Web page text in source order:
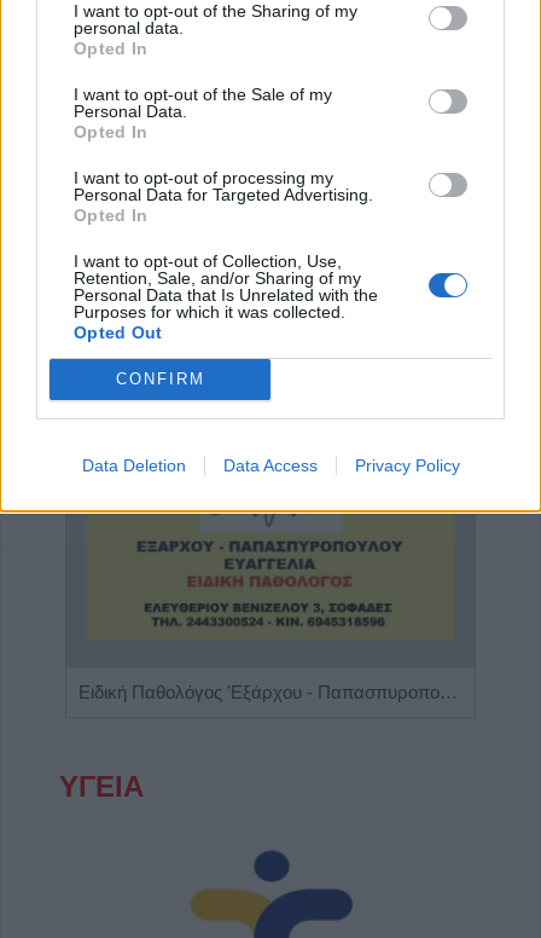
I want to opt-out of the Sharing of my
personal data.
Opted In
I want to opt-out of the Sale of my
Personal Data.
Opted In
I want to opt-out of processing my
Personal Data for Targeted Advertising.
Opted In
I want to opt-out of Collection, Use,
Retention, Sale, and/or Sharing of my
Personal Data that Is Unrelated with the
Purposes for which it was collected.
Opted Out
CONFIRM
Data Deletion Data Access Privacy Policy
μέθοδο της απασχόλησης.
Έναρξη Προηγούμενο 1 3
Επόμενο Τέλος
ΕΠΑΓΓΕΛΜΑΤΙΕΣ ΥΓΕΙΑΣ
Ειδική Παθολόγος 'Εξάρχου - Παπασπυροπούλου Ευαγγελία'
ΥΓΕΙΑ